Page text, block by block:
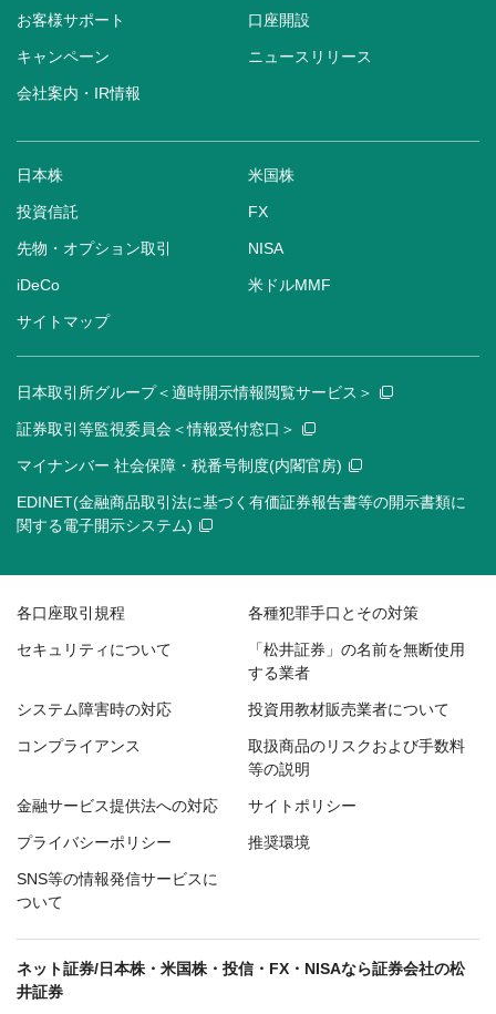
お客様サポート 口座開設
キャンペーン ニュースリリース
会社案内・IR情報
日本株 米国株
投資信託 FX
先物・オプション取引 NISA
iDeCo 米ドルMMF
サイトマップ
日本取引所グループ＜適時開示情報閲覧サービス＞
証券取引等監視委員会＜情報受付窓口＞
マイナンバー 社会保障・税番号制度(内閣官房)
EDINET(金融商品取引法に基づく有価証券報告書等の開示書類に
関する電子開示システム)
各口座取引規程 各種犯罪手口とその対策
セキュリティについて
「松井証券」の名前を無断使用
する業者
システム障害時の対応 投資用教材販売業者について
コンプライアンス
取扱商品のリスクおよび手数料
等の説明
金融サービス提供法への対応 サイトポリシー
プライバシーポリシー 推奨環境
SNS等の情報発信サービスに
ついて
ネット証券/日本株・米国株・投信・FX・NISAなら証券会社の松
井証券